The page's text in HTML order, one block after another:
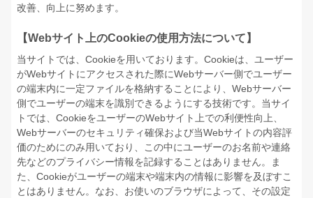
改善、向上に努めます。
【Webサイト上のCookieの使用方法について】
当サイトでは、Cookieを用いております。Cookieは、ユーザー
がWebサイトにアクセスされた際にWebサーバー側でユーザー
の端末内に一定ファイルを格納することにより、Webサーバー
側でユーザーの端末を識別できるようにする技術です。当サイ
トでは、CookieをユーザーのWebサイト上での利便性向上、
Webサーバーのセキュリティ確保および当Webサイトの内容評
価のためにのみ用いており、この中にユーザーのお名前や連絡
先などのプライバシー情報を記録することはありません。ま
た、Cookieがユーザーの端末や端末内の情報に影響を及ぼすこ
とはありません。なお、お使いのブラウザによって、その設定